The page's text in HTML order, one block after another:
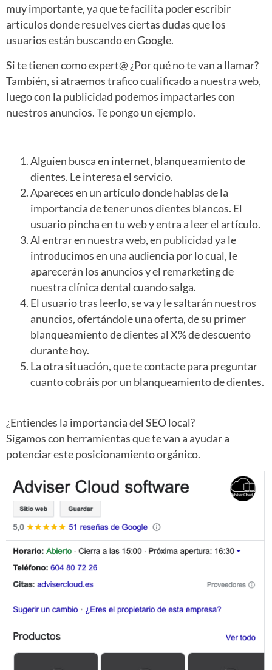
muy importante, ya que te facilita poder escribir
artículos donde resuelves ciertas dudas que los
usuarios están buscando en Google.
Si te tienen como expert@ ¿Por qué no te van a llamar?
También, si atraemos trafico cualificado a nuestra web,
luego con la publicidad podemos impactarles con
nuestros anuncios. Te pongo un ejemplo.
Alguien busca en internet, blanqueamiento de
dientes. Le interesa el servicio.
Apareces en un artículo donde hablas de la
importancia de tener unos dientes blancos. El
usuario pincha en tu web y entra a leer el artículo.
Al entrar en nuestra web, en publicidad ya le
introducimos en una audiencia por lo cual, le
aparecerán los anuncios y el remarketing de
nuestra clínica dental cuando salga.
El usuario tras leerlo, se va y le saltarán nuestros
anuncios, ofertándole una oferta, de su primer
blanqueamiento de dientes al X% de descuento
durante hoy.
La otra situación, que te contacte para preguntar
cuanto cobráis por un blanqueamiento de dientes.
¿Entiendes la importancia del SEO local?
Sigamos con herramientas que te van a ayudar a
potenciar este posicionamiento orgánico.